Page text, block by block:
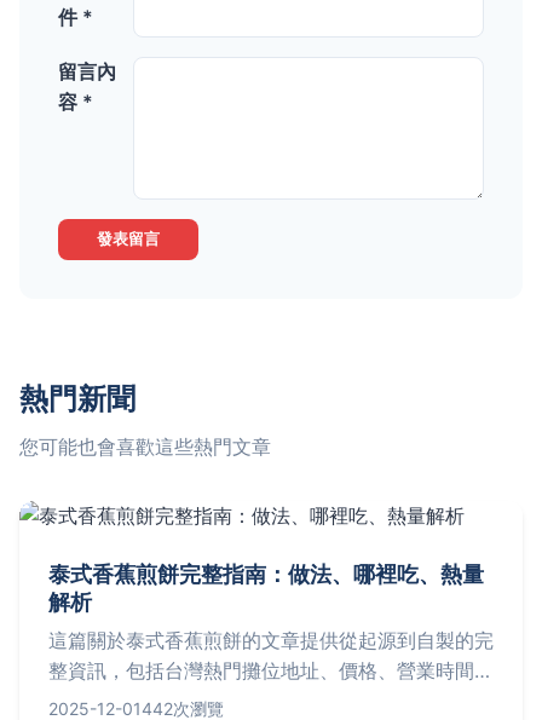
件 *
留言內
容 *
發表留言
熱門新聞
您可能也會喜歡這些熱門文章
泰式香蕉煎餅完整指南：做法、哪裡吃、熱量
解析
這篇關於泰式香蕉煎餅的文章提供從起源到自製的完
整資訊，包括台灣熱門攤位地址、價格、營業時間，
以及常見問題解答。無論你是想品嚐還是學習製作，
2025-12-01442次瀏覽